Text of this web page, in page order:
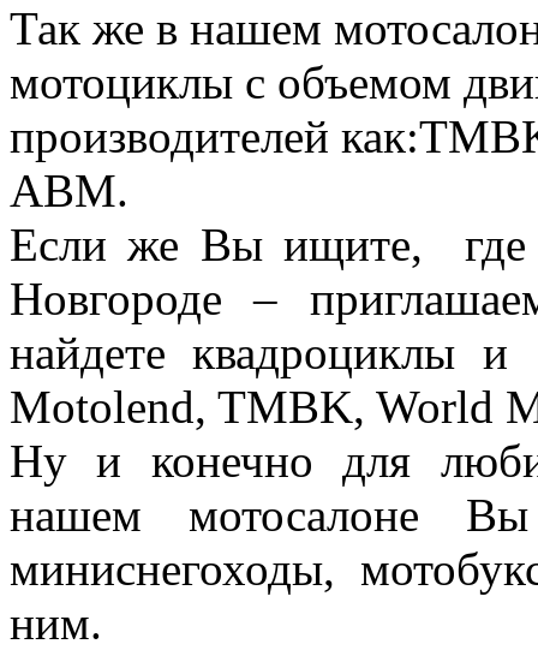
Так же в нашем
мотоциклы с объемом
производителей
ABM.
Если же Вы ищите, где
Новгороде –
найдете квадроциклы
Motolend, TMBK, World
Ну и конечно для
нашем мотосалоне Вы
миниснегоходы,
ним.